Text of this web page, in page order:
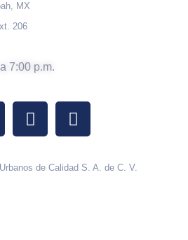
MX
206
7:00 p.m.
de Calidad S. A. de C. V.